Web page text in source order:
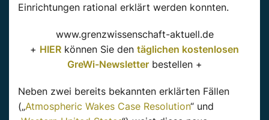
Einrichtungen rational erklärt werden konnten.
www.grenzwissenschaft-aktuell.de
+ HIER können Sie den täglichen kostenlosen
GreWi-Newsletterbestellen +
Neben zwei bereits bekannten erklärten Fällen
(„Atmospheric Wakes Case Resolution“ und